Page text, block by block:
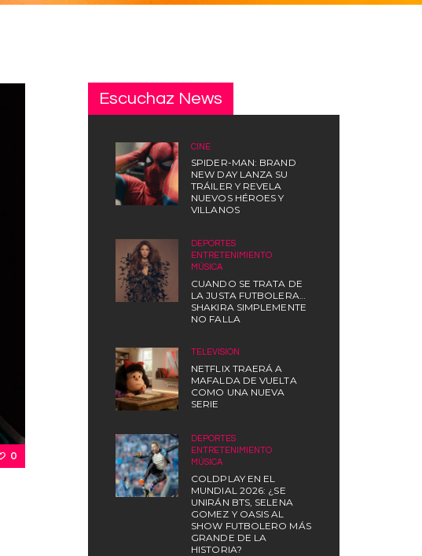
0
Escuchaz News
CINE
SPIDER-MAN: BRAND
NEW DAY LANZA SU
TRÁILER Y REVELA
NUEVOS HÉROES Y
VILLANOS
DEPORTES
ENTRETENIMIENTO
MÚSICA
CUANDO SE TRATA DE
LA JUSTA FUTBOLERA…
SHAKIRA SIMPLEMENTE
NO FALLA
TELEVISIÓN
NETFLIX TRAERÁ A
MAFALDA DE VUELTA
COMO UNA NUEVA
SERIE
DEPORTES
ENTRETENIMIENTO
MÚSICA
COLDPLAY EN EL
MUNDIAL 2026: ¿SE
UNIRÁN BTS, SELENA
GOMEZ Y OASIS AL
SHOW FUTBOLERO MÁS
GRANDE DE LA
HISTORIA?